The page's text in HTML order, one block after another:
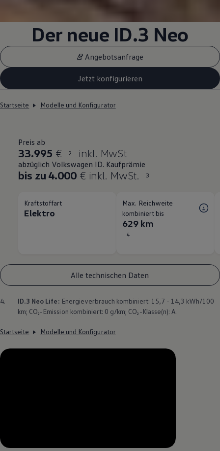
Der neue ID.3 Neo
Angebotsanfrage
Jetzt konfigurieren
Startseite Modelle und Konfigurator
Preis ab
33.995 € 2 inkl. MwSt
abzüglich Volkswagen ID. Kaufprämie
bis zu 4.000 € inkl. MwSt. 3
Kraftstoffart
Elektro
Max. Reichweite
kombiniert bis
629 km
4
Alle technischen Daten
4. ID.3 Neo Life: Energieverbrauch kombiniert: 15,7 - 14,3 kWh/100
km; CO₂-Emission kombiniert: 0 g/km; CO₂-Klasse(n): A.
Startseite Modelle und Konfigurator